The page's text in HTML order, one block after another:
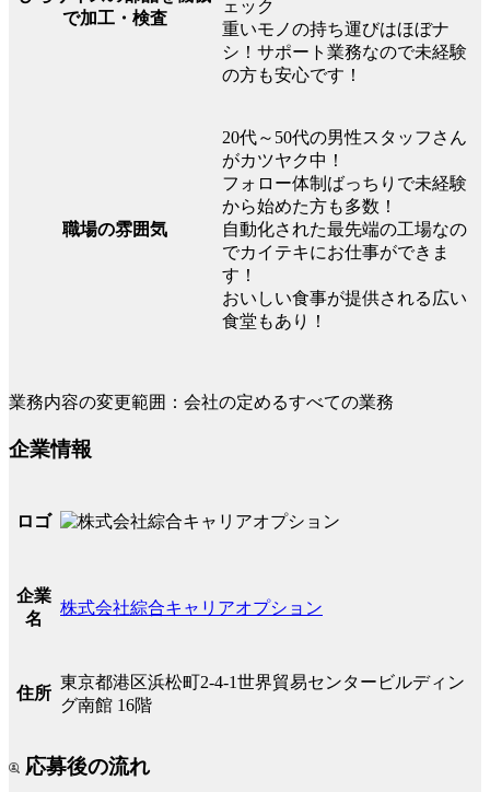
で加工・検査
ェック
重いモノの持ち運びはほぼナ
シ！サポート業務なので未経験
の方も安心です！
職場の雰囲気
20代～50代の男性スタッフさん
がカツヤク中！
フォロー体制ばっちりで未経験
から始めた方も多数！
自動化された最先端の工場なの
でカイテキにお仕事ができま
す！
おいしい食事が提供される広い
食堂もあり！
業務内容の変更範囲：会社の定めるすべての業務
企業情報
ロゴ
企業
名
株式会社綜合キャリアオプション
住所
東京都港区浜松町2-4-1世界貿易センタービルディン
グ南館 16階
応募後の流れ